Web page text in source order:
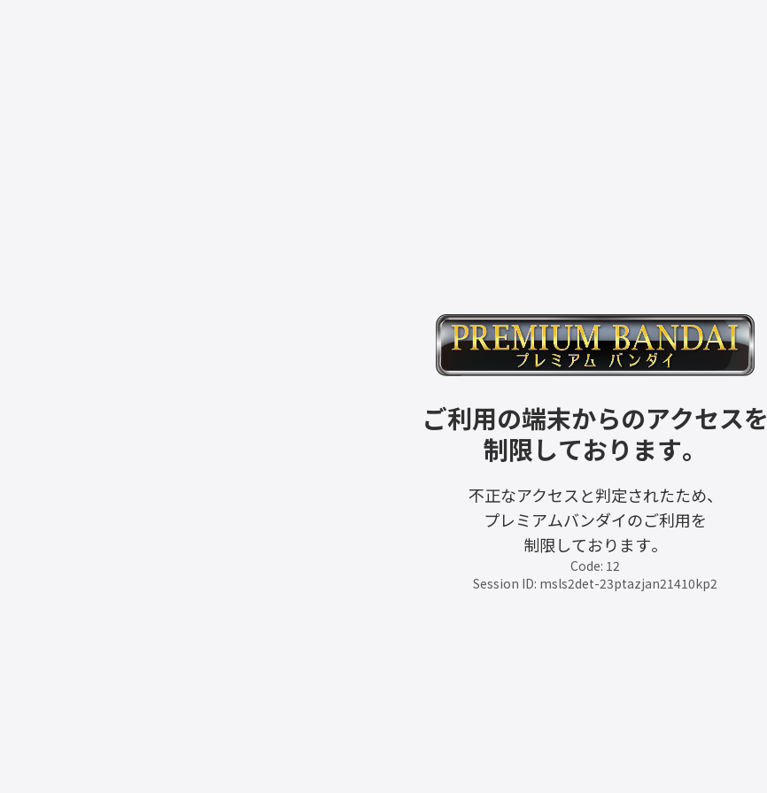
ご利用の端末からのアクセスを
制限しております。
不正なアクセスと判定されたため、
プレミアムバンダイのご利用を
制限しております。
Code: 12
Session ID: msls2det-23ptazjan21410kp2